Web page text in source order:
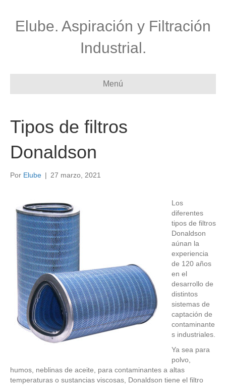
Elube. Aspiración y Filtración
Industrial.
Menú
Tipos de filtros
Donaldson
Por Elube | 27 marzo, 2021
Los
diferentes
tipos de filtros
Donaldson
aúnan la
experiencia
de 120 años
en el
desarrollo de
distintos
sistemas de
captación de
contaminante
s industriales.
Ya sea para
polvo,
humos, neblinas de aceite, para contaminantes a altas
temperaturas o sustancias viscosas, Donaldson tiene el filtro